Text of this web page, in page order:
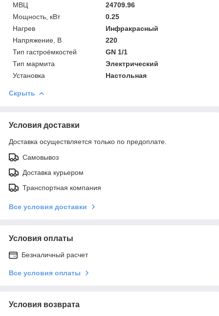
МВЦ
24709.96
Мощность, кВт
0.25
Нагрев
Инфракрасный
Напряжение, В
220
Тип гастроёмкостей
GN 1/1
Тип мармита
Электрический
Установка
Настольная
Скрыть
Условия доставки
Доставка осуществляется только по предоплате.
Самовывоз
Доставка курьером
Транспортная компания
Все условия доставки
Условия оплаты
Безналичный расчет
Все условия оплаты
Условия возврата